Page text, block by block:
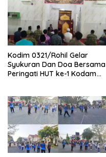
Kodim 0321/Rohil Gelar
Syukuran Dan Doa Bersama
Peringati HUT ke-1 Kodam